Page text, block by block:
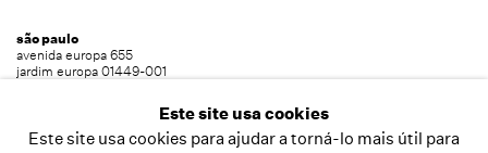
são paulo
avenida europa 655
jardim europa 01449-001
Este site usa cookies
Este site usa cookies para ajudar a torná-lo mais útil para